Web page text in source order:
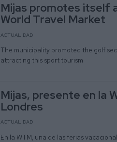
Mijas promotes itself
World Travel Market
ACTUALIDAD
The municipality promoted the golf
attracting this sport tourism
Mijas, presente en la
Londres
ACTUALIDAD
En la WTM, una de las ferias